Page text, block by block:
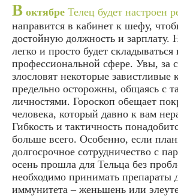
В октябре Телец будет настроен
направится в кабинет к шефу,
достойную должность и зарплату.
легко и просто будет складываться
профессиональной сфере. Увы, за
злословят некоторые завистливые
предельно осторожны, общаясь с
личностями. Гороскоп обещает
человека, который давно к вам
Гибкость и тактичность
больше всего. Особенно, если
долгосрочное сотрудничество с
осень прошла для Тельца без
необходимо принимать препараты
иммунитета – женьшень или